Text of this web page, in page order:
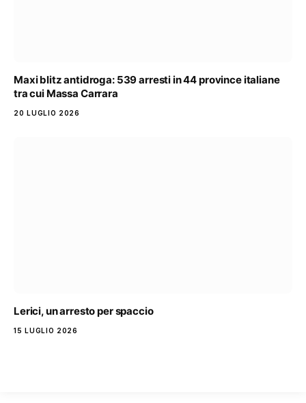
Maxi blitz antidroga: 539 arresti in 44 province italiane
tra cui Massa Carrara
20 LUGLIO 2026
Lerici, un arresto per spaccio
15 LUGLIO 2026